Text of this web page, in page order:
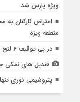
ویژه پارس شد
اعتراض کارکنان
منطقه ویژه
در پی توقیف ۶ لنج متخلف هرمزگانی در ابهای دیر
قندیل های نمکی
پتروشیمی نوری